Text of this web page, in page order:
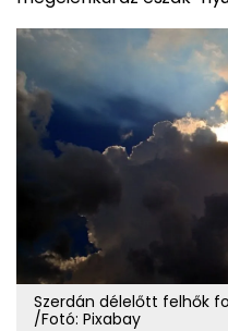
Szerdán délelőtt felhők
/Fotó: Pixabay